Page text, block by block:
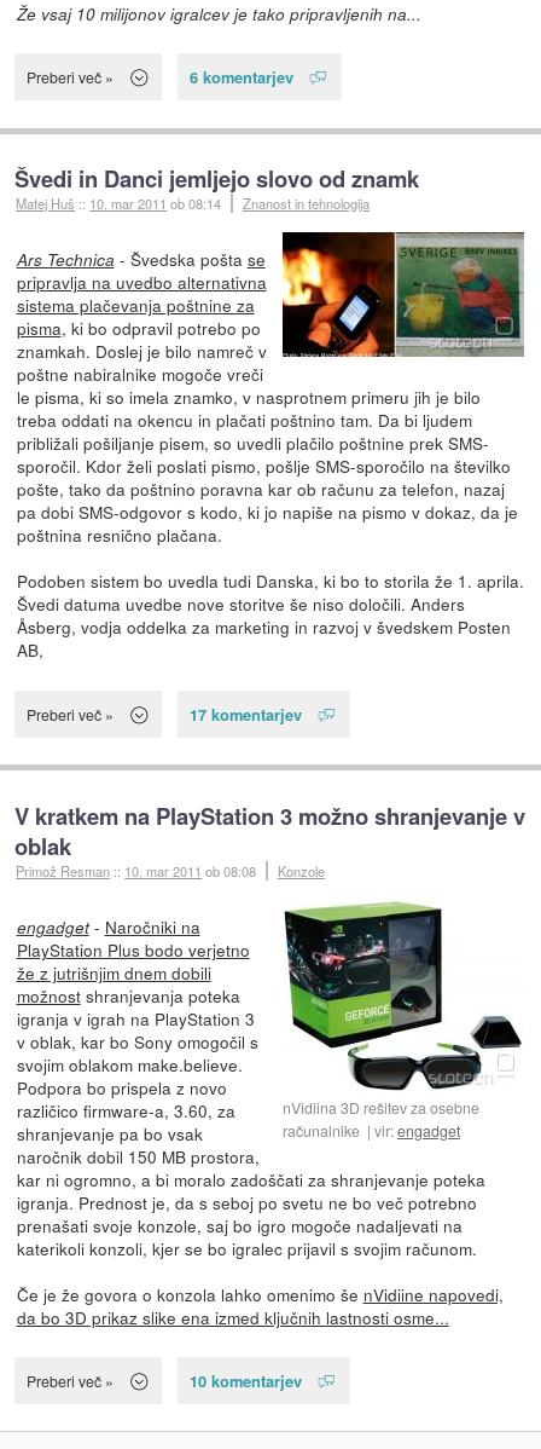
Že vsaj 10 milijonov igralcev je tako pripravljenih na...
Preberi več » 6 komentarjev
Švedi in Danci jemljejo slovo od znamk
Matej Huš :: 10. mar 2011 ob 08:14 Znanost in tehnologija
Ars Technica - Švedska pošta se
pripravlja na uvedbo alternativna
sistema plačevanja poštnine za
pisma, ki bo odpravil potrebo po
znamkah. Doslej je bilo namreč v
poštne nabiralnike mogoče vreči
le pisma, ki so imela znamko, v nasprotnem primeru jih je bilo
treba oddati na okencu in plačati poštnino tam. Da bi ljudem
približali pošiljanje pisem, so uvedli plačilo poštnine prek SMS-
sporočil. Kdor želi poslati pismo, pošlje SMS-sporočilo na številko
pošte, tako da poštnino poravna kar ob računu za telefon, nazaj
pa dobi SMS-odgovor s kodo, ki jo napiše na pismo v dokaz, da je
poštnina resnično plačana.
Podoben sistem bo uvedla tudi Danska, ki bo to storila že 1. aprila.
Švedi datuma uvedbe nove storitve še niso določili. Anders
Åsberg, vodja oddelka za marketing in razvoj v švedskem Posten
AB,
Preberi več » 17 komentarjev
V kratkem na PlayStation 3 možno shranjevanje v
oblak
Primož Resman :: 10. mar 2011 ob 08:08 Konzole
nVidiina 3D rešitev za osebne
računalnike
vir:engadget
engadget- Naročniki na
PlayStation Plus bodo verjetno
že z jutrišnjim dnem dobili
možnostshranjevanja poteka
igranja v igrah na PlayStation 3
v oblak, kar bo Sony omogočil s
svojim oblakom make.believe.
Podpora bo prispela z novo
različico firmware-a, 3.60, za
shranjevanje pa bo vsak
naročnik dobil 150 MB prostora,
kar ni ogromno, a bi moralo zadoščati za shranjevanje poteka
igranja. Prednost je, da s seboj po svetu ne bo več potrebno
prenašati svoje konzole, saj bo igro mogoče nadaljevati na
katerikoli konzoli, kjer se bo igralec prijavil s svojim računom.
Če je že govora o konzola lahko omenimo še nVidiine napovedi,
da bo 3D prikaz slike ena izmed ključnih lastnosti osme...
Preberi več » 10 komentarjev